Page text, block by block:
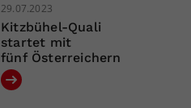
29.07.2023
Kitzbühel-Quali
startet mit
fünf Österreichern